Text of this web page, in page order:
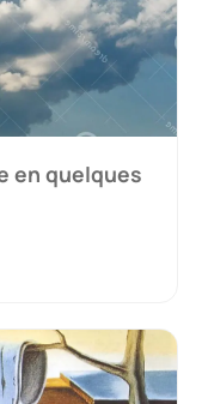
en quelques